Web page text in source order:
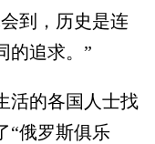
到，历史是连
的追求。”
的各国人士找
“俄罗斯俱乐